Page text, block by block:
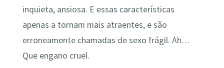
inquieta, ansiosa. E essas características
apenas a tornam mais atraentes, e são
erroneamente chamadas de sexo frágil. Ah…
Que engano cruel.